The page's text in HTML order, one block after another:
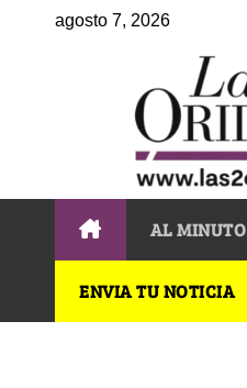
agosto 7, 2026
AL MINUTO
ENVIA TU NOTICIA